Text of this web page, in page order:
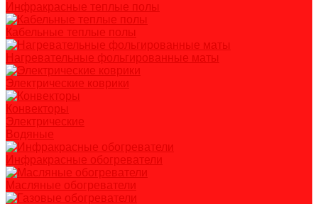
Инфракрасные теплые полы
Кабельные теплые полы
Нагревательные фольгированные маты
Электрические коврики
Конвекторы
Электрические
Водяные
Инфракрасные обогреватели
Масляные обогреватели